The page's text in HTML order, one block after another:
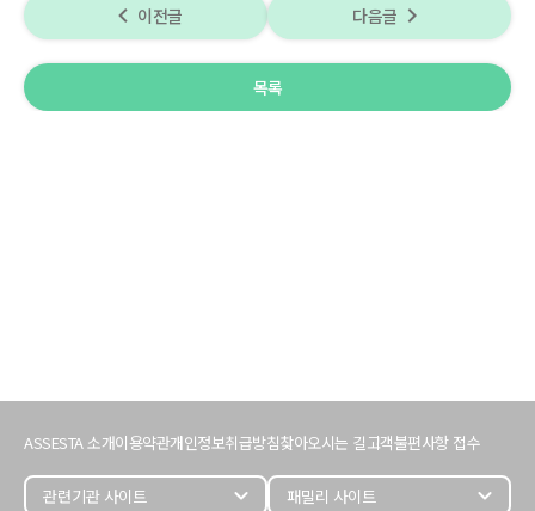
navigate_before 이전글 다음글 navigate_next
목록
서
ASSESTA 소개이용약관개인정보취급방침찾아오시는 길고객불편사항 접수
expand_more
expand_more